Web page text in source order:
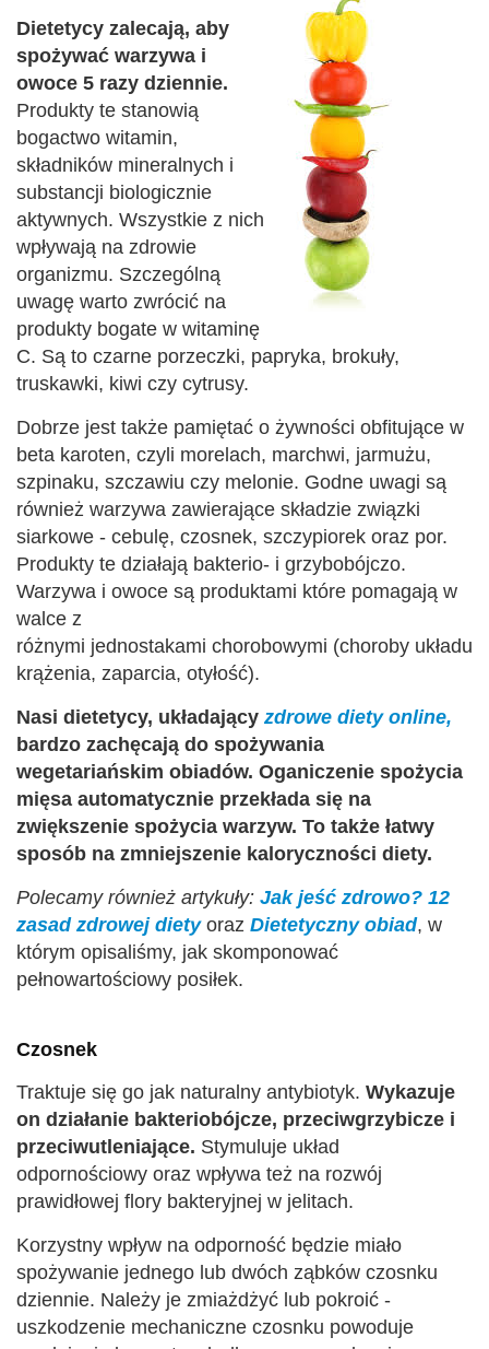
Dietetycy zalecają, aby
spożywać warzywa i
owoce 5 razy dziennie.
Produkty te stanowią
bogactwo witamin,
składników mineralnych i
substancji biologicznie
aktywnych. Wszystkie z nich
wpływają na zdrowie
organizmu. Szczególną
uwagę warto zwrócić na
produkty bogate w witaminę
C. Są to czarne porzeczki, papryka, brokuły,
truskawki, kiwi czy cytrusy.
Dobrze jest także pamiętać o żywności obfitujące w
beta karoten, czyli morelach, marchwi, jarmużu,
szpinaku, szczawiu czy melonie. Godne uwagi są
również warzywa zawierające składzie związki
siarkowe - cebulę, czosnek, szczypiorek oraz por.
Produkty te działają bakterio- i grzybobójczo.
Warzywa i owoce są produktami które pomagają w
walce z
różnymi jednostakami chorobowymi (choroby układu
krążenia, zaparcia, otyłość).
Nasi dietetycy, układający zdrowe diety online,
bardzo zachęcają do spożywania
wegetariańskim obiadów. Oganiczenie spożycia
mięsa automatycznie przekłada się na
zwiększenie spożycia warzyw. To także łatwy
sposób na zmniejszenie kaloryczności diety.
Polecamy również artykuły: Jak jeść zdrowo? 12
zasad zdrowej diety oraz Dietetyczny obiad, w
którym opisaliśmy, jak skomponować
pełnowartościowy posiłek.
Czosnek
Traktuje się go jak naturalny antybiotyk. Wykazuje
on działanie bakteriobójcze, przeciwgrzybicze i
przeciwutleniające. Stymuluje układ
odpornościowy oraz wpływa też na rozwój
prawidłowej flory bakteryjnej w jelitach.
Korzystny wpływ na odporność będzie miało
spożywanie jednego lub dwóch ząbków czosnku
dziennie. Należy je zmiażdżyć lub pokroić -
uszkodzenie mechaniczne czosnku powoduje